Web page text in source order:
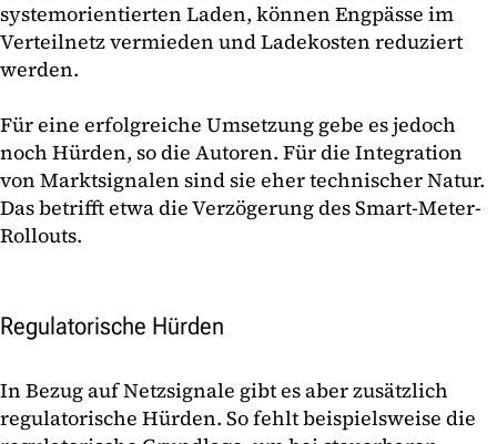
systemorientierten Laden, können Engpässe im
Verteilnetz vermieden und Ladekosten reduziert
werden.
Für eine erfolgreiche Umsetzung gebe es jedoch
noch Hürden, so die Autoren. Für die Integration
von Marktsignalen sind sie eher technischer Natur.
Das betrifft etwa die Verzögerung des Smart-Meter-
Rollouts.
Regulatorische Hürden
In Bezug auf Netzsignale gibt es aber zusätzlich
regulatorische Hürden. So fehlt beispielsweise die